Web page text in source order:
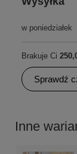
w poniedziałek
Brakuje Ci
Sprawdź
Inne